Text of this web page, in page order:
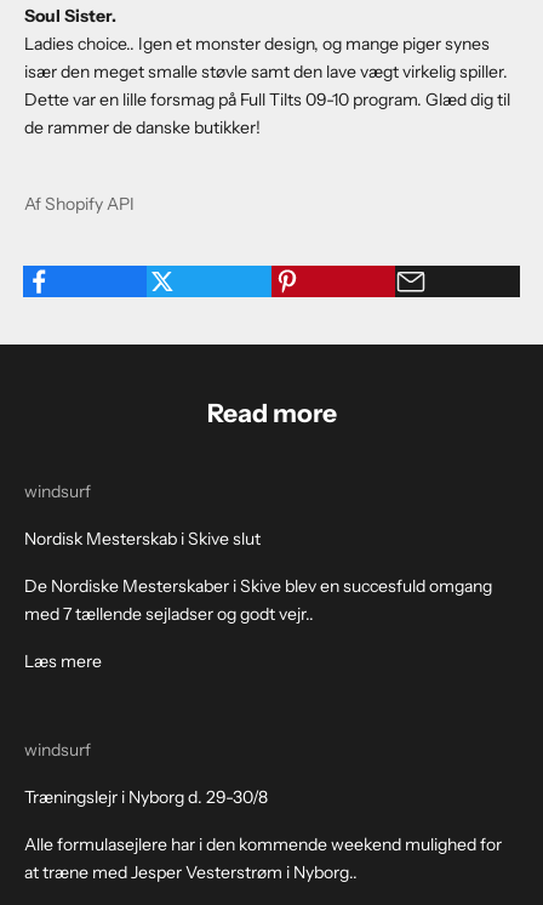
Soul Sister.
Ladies choice.. Igen et monster design, og mange piger synes
især den meget smalle støvle samt den lave vægt virkelig spiller.
Dette var en lille forsmag på Full Tilts 09-10 program. Glæd dig til
de rammer de danske butikker!
Af Shopify API
Read more
windsurf
Nordisk Mesterskab i Skive slut
De Nordiske Mesterskaber i Skive blev en succesfuld omgang
med 7 tællende sejladser og godt vejr..
Læs mere
windsurf
Træningslejr i Nyborg d. 29-30/8
Alle formulasejlere har i den kommende weekend mulighed for
at træne med Jesper Vesterstrøm i Nyborg..